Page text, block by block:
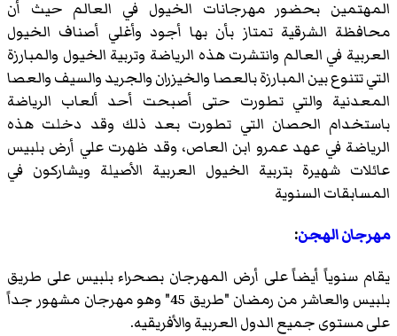
المهتمين بحضور مهرجانات الخيول في العالم حيث أن
محافظة الشرقية تمتاز بأن بها أجود وأغلي أصناف الخيول
العربية في العالم وانتشرت هذه الرياضة وتربية الخيول والمبارزة
التي تتنوع بين المبارزة بالعصا والخيزران والجريد والسيف والعصا
المعدنية والتي تطورت حتى أصبحت أحد ألعاب الرياضة
باستخدام الحصان التي تطورت بعد ذلك وقد دخلت هذه
الرياضة في عهد عمرو ابن العاص، وقد ظهرت علي أرض بلبيس
عائلات شهيرة بتربية الخيول العربية الأصيلة ويشاركون في
المسابقات السنوية
مهرجان الهجن:
يقام سنوياً أيضاً على أرض المهرجان بصحراء بلبيس على طريق
بلبيس والعاشر من رمضان "طريق 45" وهو مهرجان مشهور جداً
على مستوى جميع الدول العربية والأفريقيه.